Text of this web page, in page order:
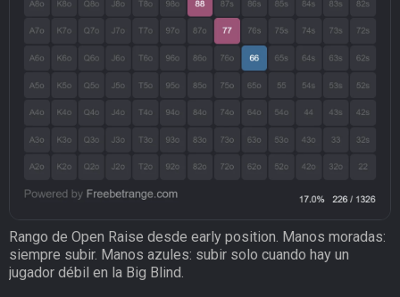
Rango de Open Raise desde early position. Manos moradas:
siempre subir. Manos azules: subir solo cuando hay un
jugador débil en la Big Blind.